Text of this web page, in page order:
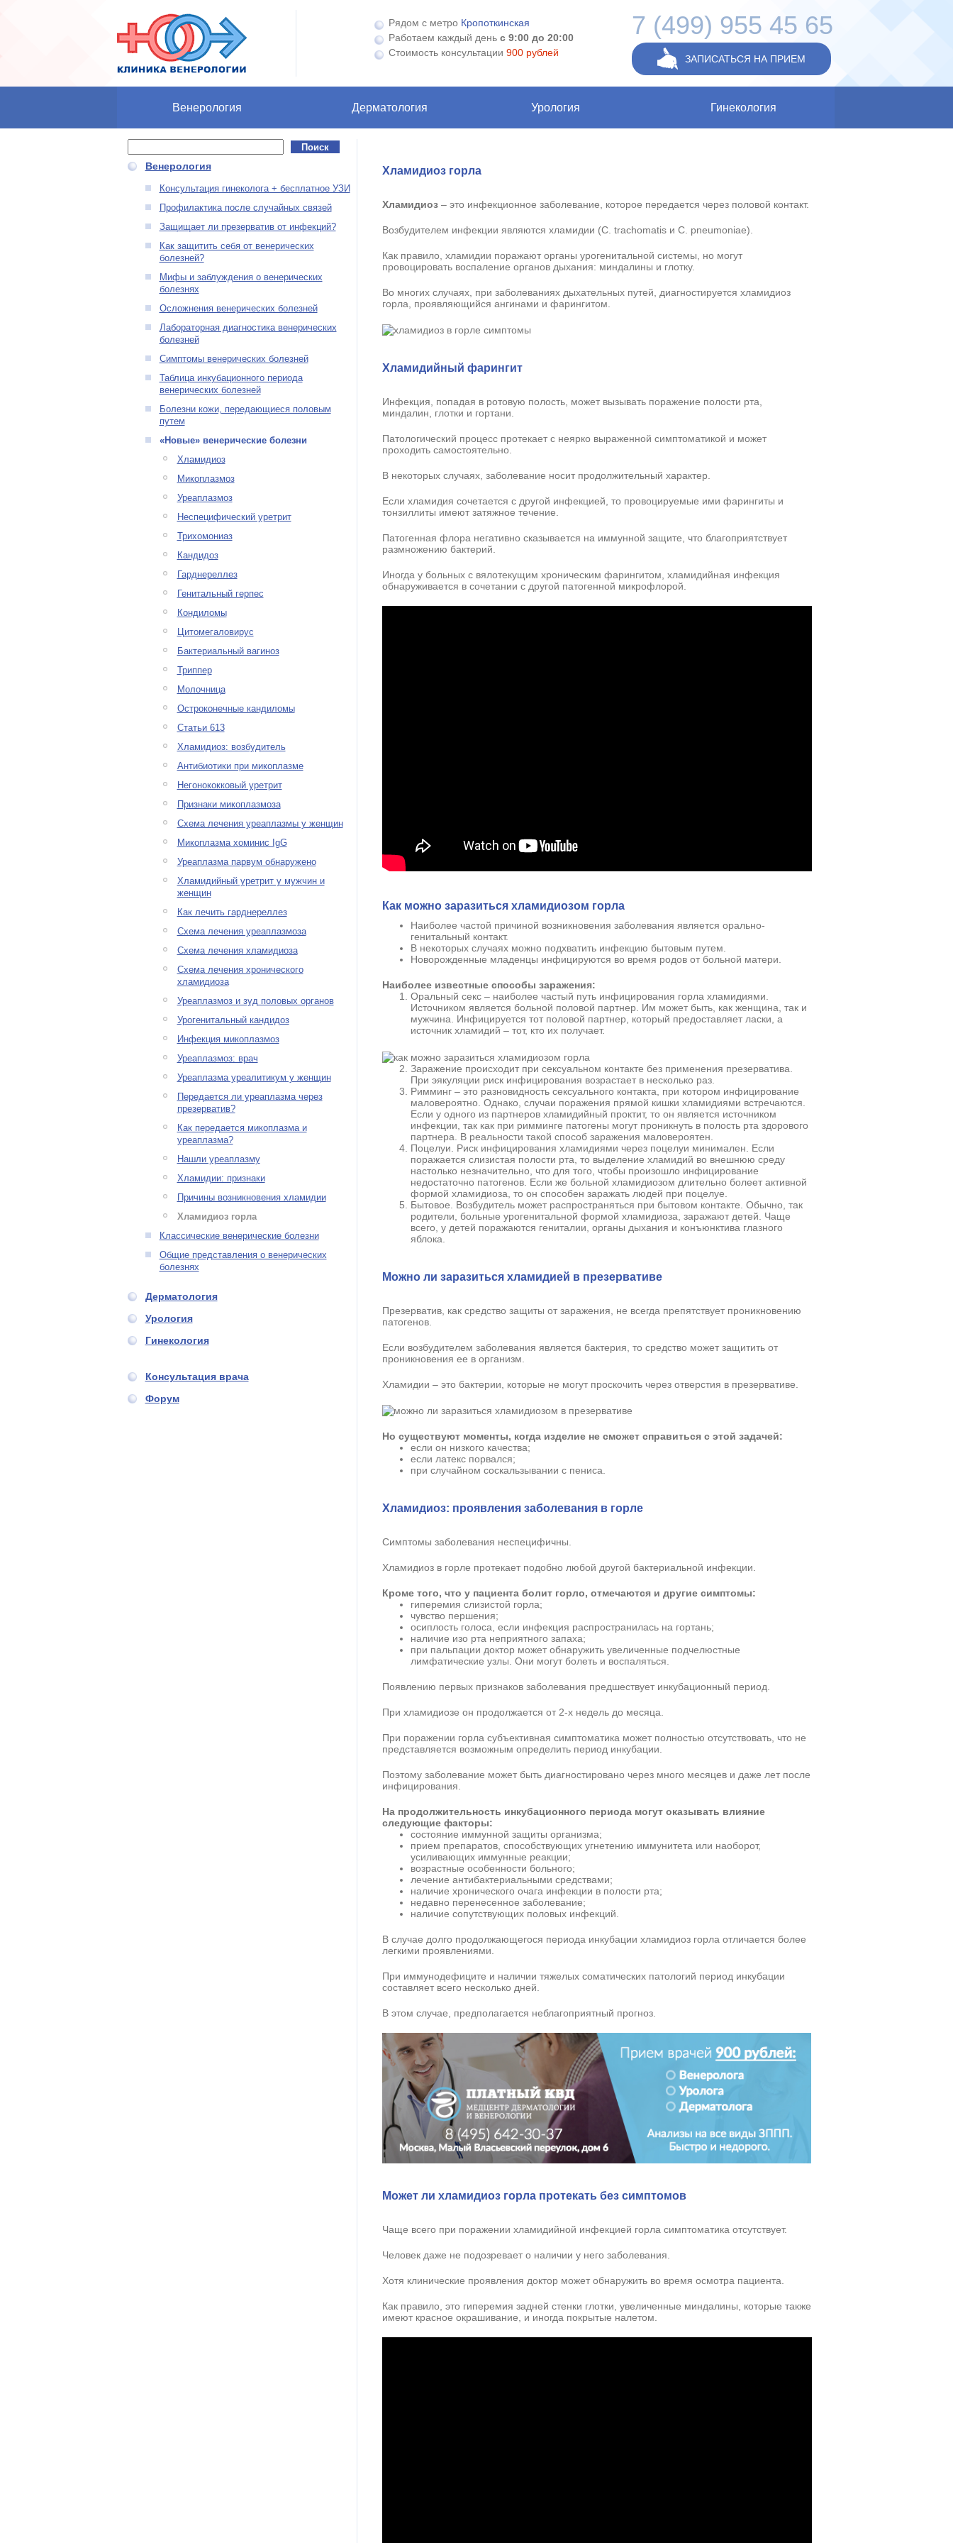
Рядом с метро Кропоткинская
Работаем каждый деньс 9:00 до 20:00
Стоимость консультации900 рублей
7 (499) 955 45 65
ЗАПИСАТЬСЯ НА ПРИЕМ
Венерология Дерматология Урология Гинекология
Форма поиска
Поиск
Венерология
Консультация гинеколога + бесплатное УЗИ
Профилактика после случайных связей
Защищает ли презерватив от инфекций?
Как защитить себя от венерических
болезней?
Мифы и заблуждения о венерических
болезнях
Осложнения венерических болезней
Лабораторная диагностика венерических
болезней
Симптомы венерических болезней
Таблица инкубационного периода
венерических болезней
Болезни кожи, передающиеся половым
путем
«Новые» венерические болезни
Хламидиоз
Микоплазмоз
Уреаплазмоз
Неспецифический уретрит
Трихомониаз
Кандидоз
Гарднереллез
Генитальный герпес
Кондиломы
Цитомегаловирус
Бактериальный вагиноз
Триппер
Молочница
Остроконечные кандиломы
Статьи 613
Хламидиоз: возбудитель
Антибиотики при микоплазме
Негонококковый уретрит
Признаки микоплазмоза
Схема лечения уреаплазмы у женщин
Микоплазма хоминис IgG
Уреаплазма парвум обнаружено
Хламидийный уретрит у мужчин и
женщин
Как лечить гарднереллез
Схема лечения уреаплазмоза
Схема лечения хламидиоза
Схема лечения хронического
хламидиоза
Уреаплазмоз и зуд половых органов
Урогенитальный кандидоз
Инфекция микоплазмоз
Уреаплазмоз: врач
Уреаплазма уреалитикум у женщин
Передается ли уреаплазма через
презерватив?
Как передается микоплазма и
уреаплазма?
Нашли уреаплазму
Хламидии: признаки
Причины возникновения хламидии
Хламидиоз горла
Классические венерические болезни
Общие представления о венерических
болезнях
Дерматология
Урология
Гинекология
Консультация врача
Форум
Хламидиоз горла
Хламидиоз– это инфекционное заболевание, которое передается через половой контакт.
Возбудителем инфекции являются хламидии (С. trachomatis и C. pneumoniae).
Как правило, хламидии поражают органы урогенитальной системы, но могут
провоцировать воспаление органов дыхания: миндалины и глотку.
Во многих случаях, при заболеваниях дыхательных путей, диагностируется хламидиоз
горла, проявляющийся ангинами и фарингитом.
Хламидийный фарингит
Инфекция, попадая в ротовую полость, может вызывать поражение полости рта,
миндалин, глотки и гортани.
Патологический процесс протекает с неярко выраженной симптоматикой и может
проходить самостоятельно.
В некоторых случаях, заболевание носит продолжительный характер.
Если хламидия сочетается с другой инфекцией, то провоцируемые ими фарингиты и
тонзиллиты имеют затяжное течение.
Патогенная флора негативно сказывается на иммунной защите, что благоприятствует
размножению бактерий.
Иногда у больных с вялотекущим хроническим фарингитом, хламидийная инфекция
обнаруживается в сочетании с другой патогенной микрофлорой.
Как можно заразиться хламидиозом горла
Наиболее частой причиной возникновения заболевания является орально-
генитальный контакт.
В некоторых случаях можно подхватить инфекцию бытовым путем.
Новорожденные младенцы инфицируются во время родов от больной матери.
Наиболее известные способы заражения:
Оральный секс – наиболее частый путь инфицирования горла хламидиями.
Источником является больной половой партнер. Им может быть, как женщина, так и
мужчина. Инфицируется тот половой партнер, который предоставляет ласки, а
источник хламидий – тот, кто их получает.
Заражение происходит при сексуальном контакте без применения презерватива.
При эякуляции риск инфицирования возрастает в несколько раз.
Римминг – это разновидность сексуального контакта, при котором инфицирование
маловероятно. Однако, случаи поражения прямой кишки хламидиями встречаются.
Если у одного из партнеров хламидийный проктит, то он является источником
инфекции, так как при римминге патогены могут проникнуть в полость рта здорового
партнера. В реальности такой способ заражения маловероятен.
Поцелуи. Риск инфицирования хламидиями через поцелуи минимален. Если
поражается слизистая полости рта, то выделение хламидий во внешнюю среду
настолько незначительно, что для того, чтобы произошло инфицирование
недостаточно патогенов. Если же больной хламидиозом длительно болеет активной
формой хламидиоза, то он способен заражать людей при поцелуе.
Бытовое. Возбудитель может распространяться при бытовом контакте. Обычно, так
родители, больные урогенитальной формой хламидиоза, заражают детей. Чаще
всего, у детей поражаются гениталии, органы дыхания и конъюнктива глазного
яблока.
Можно ли заразиться хламидией в презервативе
Презерватив, как средство защиты от заражения, не всегда препятствует проникновению
патогенов.
Если возбудителем заболевания является бактерия, то средство может защитить от
проникновения ее в организм.
Хламидии – это бактерии, которые не могут проскочить через отверстия в презервативе.
Но существуют моменты, когда изделие не сможет справиться с этой задачей:
если он низкого качества;
если латекс порвался;
при случайном соскальзывании с пениса.
Хламидиоз: проявления заболевания в горле
Симптомы заболевания неспецифичны.
Хламидиоз в горле протекает подобно любой другой бактериальной инфекции.
Кроме того, что у пациента болит горло, отмечаются и другие симптомы:
гиперемия слизистой горла;
чувство першения;
осиплость голоса, если инфекция распространилась на гортань;
наличие изо рта неприятного запаха;
при пальпации доктор может обнаружить увеличенные подчелюстные
лимфатические узлы. Они могут болеть и воспаляться.
Появлению первых признаков заболевания предшествует инкубационный период.
При хламидиозе он продолжается от 2-х недель до месяца.
При поражении горла субъективная симптоматика может полностью отсутствовать, что не
представляется возможным определить период инкубации.
Поэтому заболевание может быть диагностировано через много месяцев и даже лет после
инфицирования.
На продолжительность инкубационного периода могут оказывать влияние
следующие факторы:
состояние иммунной защиты организма;
прием препаратов, способствующих угнетению иммунитета или наоборот,
усиливающих иммунные реакции;
возрастные особенности больного;
лечение антибактериальными средствами;
наличие хронического очага инфекции в полости рта;
недавно перенесенное заболевание;
наличие сопутствующих половых инфекций.
В случае долго продолжающегося периода инкубации хламидиоз горла отличается более
легкими проявлениями.
При иммунодефиците и наличии тяжелых соматических патологий период инкубации
составляет всего несколько дней.
В этом случае, предполагается неблагоприятный прогноз.
Может ли хламидиоз горла протекать без симптомов
Чаще всего при поражении хламидийной инфекцией горла симптоматика отсутствует.
Человек даже не подозревает о наличии у него заболевания.
Хотя клинические проявления доктор может обнаружить во время осмотра пациента.
Как правило, это гиперемия задней стенки глотки, увеличенные миндалины, которые также
имеют красное окрашивание, и иногда покрытые налетом.